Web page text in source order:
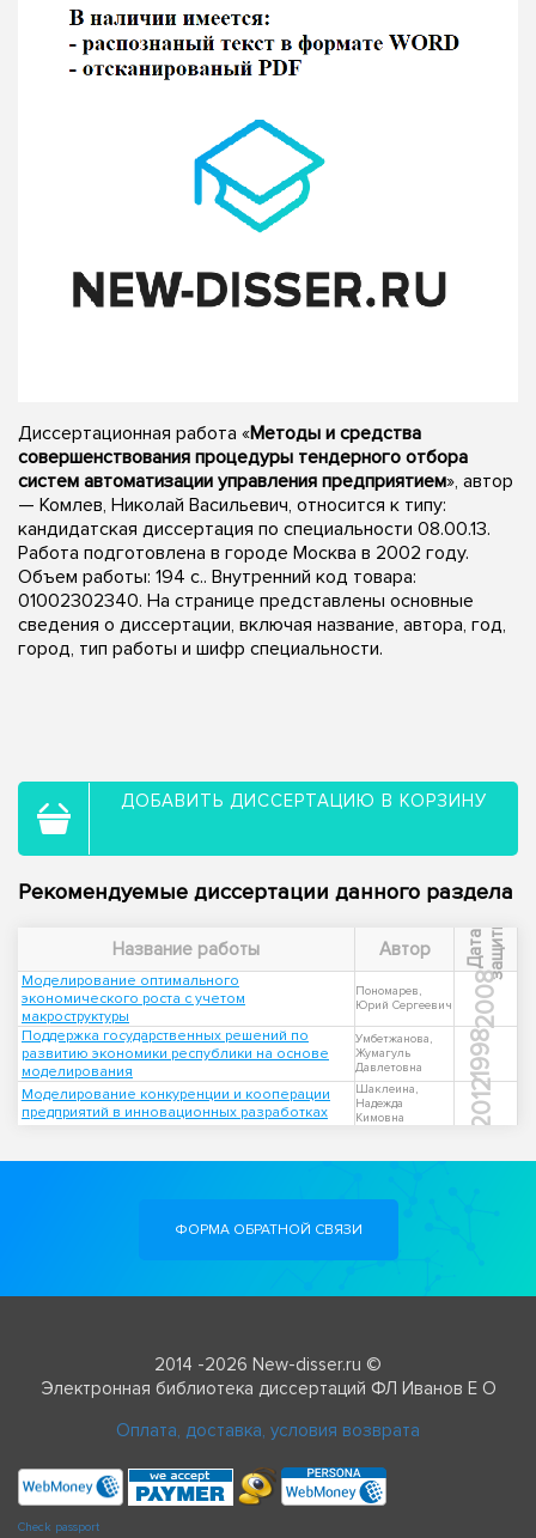
Диссертационная работа «Методы и средства
совершенствования процедуры тендерного отбора
систем автоматизации управления предприятием», автор
— Комлев, Николай Васильевич, относится к типу:
кандидатская диссертация по специальности 08.00.13.
Работа подготовлена в городе Москва в 2002 году.
Объем работы: 194 с.. Внутренний код товара:
01002302340. На странице представлены основные
сведения о диссертации, включая название, автора, год,
город, тип работы и шифр специальности.
ДОБАВИТЬ ДИССЕРТАЦИЮ В КОРЗИНУ
Рекомендуемые диссертации данного раздела
Название работы Автор Д
а
т
а
з
а
щ
и
т ы
Моделирование оптимального
экономического роста с учетом
макроструктуры
Пономарев,
Юрий Сергеевич
2008
Поддержка государственных решений по
развитию экономики республики на основе
моделирования
Умбетжанова,
Жумагуль
Давлетовна
1998
Моделирование конкуренции и кооперации
предприятий в инновационных разработках
Шаклеина,
Надежда
Кимовна
2012
ФОРМА ОБРАТНОЙ СВЯЗИ
2014 -2026 New-disser.ru ©
Электронная библиотека диссертаций ФЛ Иванов Е О
Оплата, доставка, условия возврата
Check passport